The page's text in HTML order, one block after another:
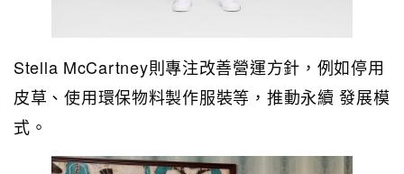
Stella McCartney則專注改善營運方針，例如停用
皮草、使用環保物料製作服裝等，推動永續 發展模
式。